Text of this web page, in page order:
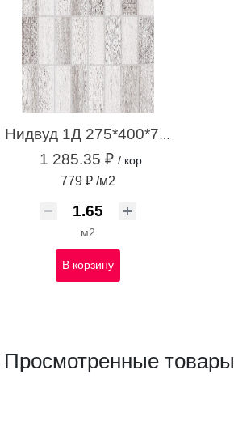
1 285.35 ₽ / кор
779 ₽ /м2
м2
В корзину
Просмотренные товары